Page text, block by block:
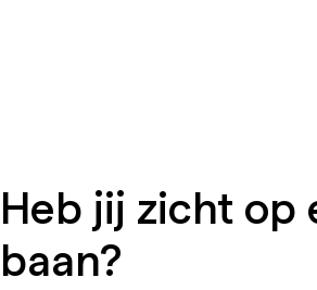
Heb jij zicht op
baan?